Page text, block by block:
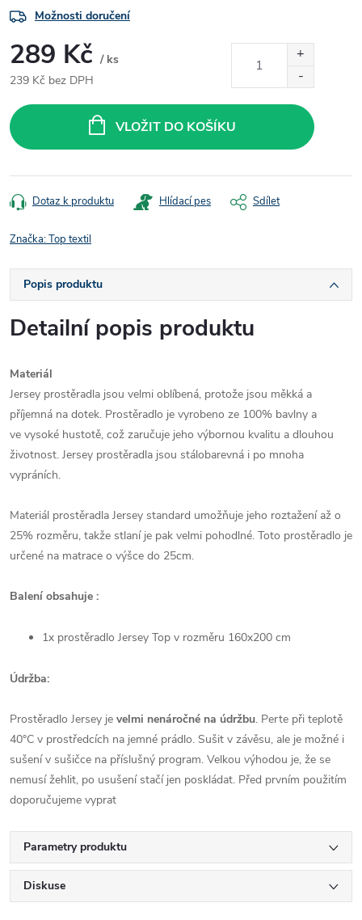
Možnosti doručení
289 Kč / ks
239 Kč bez DPH
cena:
VLOŽIT DO KOŠÍKU
Dotaz k produktu Hlídací pes Sdílet
Značka:Top textil
Popis produktu
Detailní popis produktu
Materiál
Jersey prostěradla jsou velmi oblíbená, protože jsou měkká a
příjemná na dotek. Prostěradlo je vyrobeno ze 100% bavlny a
ve vysoké hustotě, což zaručuje jeho výbornou kvalitu a dlouhou
životnost. Jersey prostěradla jsou stálobarevná i po mnoha
vypráních.
Materiál prostěradla Jersey standard umožňuje jeho roztažení až o
25% rozměru, takže stlaní je pak velmi pohodlné. Toto prostěradlo je
určené na matrace o výšce do 25cm.
Balení obsahuje :
1x prostěradlo Jersey Top v rozměru 160x200 cm
Údržba:
Prostěradlo Jersey je velmi nenáročné na údržbu. Perte při teplotě
40°C v prostředcích na jemné prádlo. Sušit v závěsu, ale je možné i
sušení v sušičce na příslušný program. Velkou výhodou je, že se
nemusí žehlit, po usušení stačí jen poskládat. Před prvním použitím
doporučujeme vyprat
Parametry produktu
Diskuse